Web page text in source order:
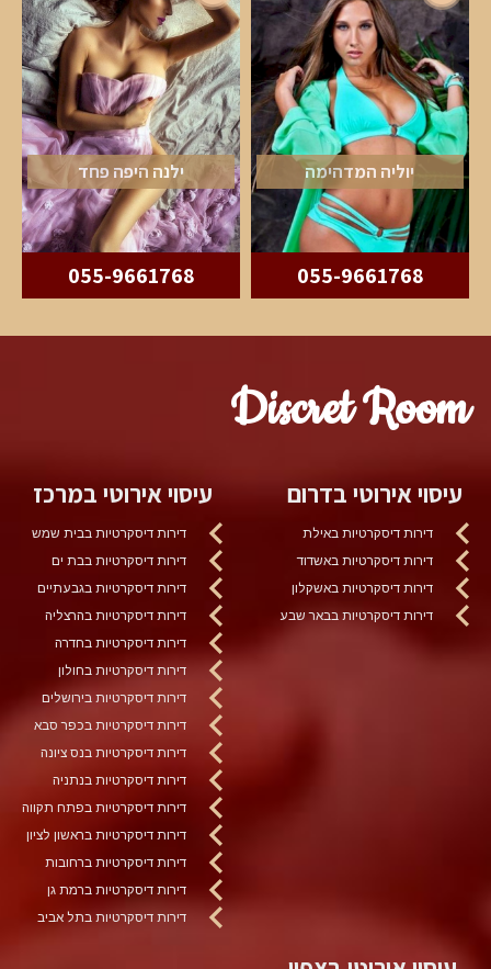
יוליה המדהימה
055-9661768
ילנה היפה פחד
055-9661768
Discret Room
עיסוי אירוטי בדרום
דירות דיסקרטיות באילת
דירות דיסקרטיות באשדוד
דירות דיסקרטיות באשקלון
דירות דיסקרטיות בבאר שבע
עיסוי אירוטי במרכז
דירות דיסקרטיות בבית שמש
דירות דיסקרטיות בבת ים
דירות דיסקרטיות בגבעתיים
דירות דיסקרטיות בהרצליה
דירות דיסקרטיות בחדרה
דירות דיסקרטיות בחולון
דירות דיסקרטיות בירושלים
דירות דיסקרטיות בכפר סבא
דירות דיסקרטיות בנס ציונה
דירות דיסקרטיות בנתניה
דירות דיסקרטיות בפתח תקווה
דירות דיסקרטיות בראשון לציון
דירות דיסקרטיות ברחובות
דירות דיסקרטיות ברמת גן
דירות דיסקרטיות בתל אביב